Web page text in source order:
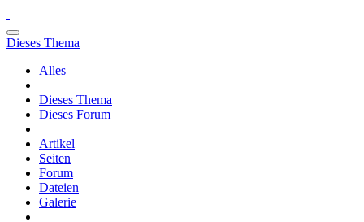
Dieses Thema
Alles
Dieses Thema
Dieses Forum
Artikel
Seiten
Forum
Dateien
Galerie